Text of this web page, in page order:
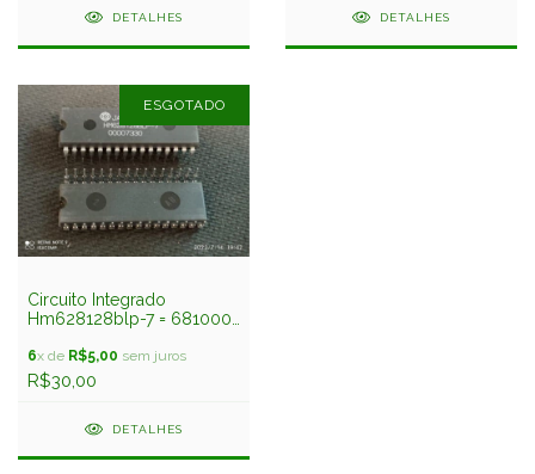
DETALHES DETALHES
ESGOTADO
Circuito Integrado
Hm628128blp-7 = 681000
6x de R$5,00 sem juros
R$30,00
DETALHES